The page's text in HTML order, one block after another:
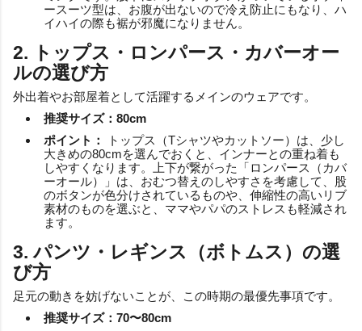
ースーツ型は、お腹が出ないので冷え防止にもなり、ハ
イハイの際も裾が邪魔になりません。
2. トップス・ロンパース・カバーオー
ルの選び方
外出着やお部屋着として活躍するメインのウェアです。
推奨サイズ：80cm
ポイント：
トップス（Tシャツやカットソー）は、少し
大きめの80cmを選んでおくと、インナーとの重ね着も
しやすくなります。上下が繋がった「ロンパース（カバ
ーオール）」は、おむつ替えのしやすさを考慮して、股
のボタンが色分けされているものや、伸縮性の高いリブ
素材のものを選ぶと、ママやパパのストレスも軽減され
ます。
3. パンツ・レギンス（ボトムス）の選
び方
足元の動きを妨げないことが、この時期の最優先事項です。
推奨サイズ：70〜80cm